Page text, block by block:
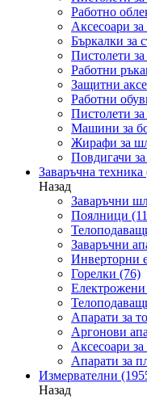
Работно
Аксесоари
Бъркалки за
Пистолети
Работни
Защитни
Работни
Пистолети
Машини за
Жирафи за
Повдигачи
Заваръчна техника
Назад
Заваръчни
Поялници
Заваръчни
Инверторни
Горелки (76)
Електрожени
Апарати за
Аргонови
Аксесоари за
Апарати за
Измервателни
Назад